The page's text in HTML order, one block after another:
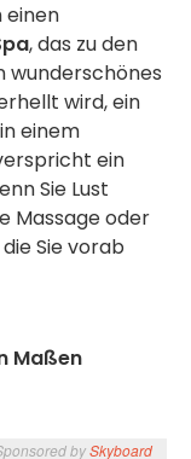
einen
, das zu den
wunderschönes
wird, ein
einem
ein
Sie Lust
Massage oder
Sie vorab
Maßen